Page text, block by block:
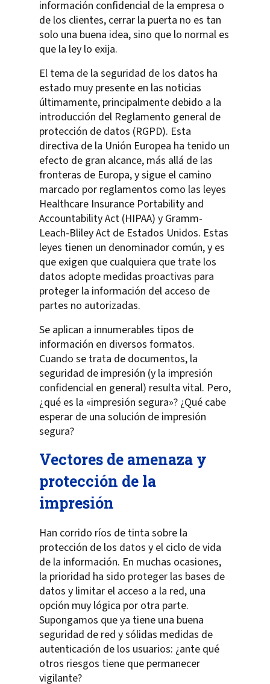
información confidencial de la empresa o
de los clientes, cerrar la puerta no es tan
solo una buena idea, sino que lo normal es
que la ley lo exija.
El tema de la seguridad de los datos ha
estado muy presente en las noticias
últimamente, principalmente debido a la
introducción del Reglamento general de
protección de datos (RGPD). Esta
directiva de la Unión Europea ha tenido un
efecto de gran alcance, más allá de las
fronteras de Europa, y sigue el camino
marcado por reglamentos como las leyes
Healthcare Insurance Portability and
Accountability Act (HIPAA) y Gramm-
Leach-Bliley Act de Estados Unidos. Estas
leyes tienen un denominador común, y es
que exigen que cualquiera que trate los
datos adopte medidas proactivas para
proteger la información del acceso de
partes no autorizadas.
Se aplican a innumerables tipos de
información en diversos formatos.
Cuando se trata de documentos, la
seguridad de impresión (y la impresión
confidencial en general) resulta vital. Pero,
¿qué es la «impresión segura»? ¿Qué cabe
esperar de una solución de impresión
segura?
Vectores de amenaza y
protección de la
impresión
Han corrido ríos de tinta sobre la
protección de los datos y el ciclo de vida
de la información. En muchas ocasiones,
la prioridad ha sido proteger las bases de
datos y limitar el acceso a la red, una
opción muy lógica por otra parte.
Supongamos que ya tiene una buena
seguridad de red y sólidas medidas de
autenticación de los usuarios: ¿ante qué
otros riesgos tiene que permanecer
vigilante?